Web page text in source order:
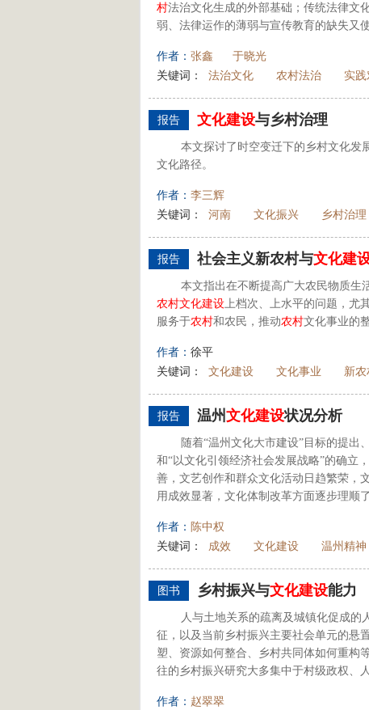
村法治文化生成的外部基础；传统法律文
弱、法律运作的薄弱与宣传教育的缺失又
作者： 张鑫 于晓光
关键词：
法治文化 农村法治 实
报告 文化建设与乡村治理
本文探讨了时空变迁下的乡村文化发
文化路径。
作者： 李三辉
关键词：
河南 文化振兴 乡村治理
报告 社会主义新农村与文化建
本文指出在不断提高广大农民物质生
农村文化建设上档次、上水平的问题，尤
服务于农村和农民，推动农村文化事业的
作者： 徐平
关键词：
文化建设 文化事业 新
报告 温州文化建设状况分析
随着“温州文化大市建设”目标的提出
和“以文化引领经济社会发展战略”的确立
善，文艺创作和群众文化活动日趋繁荣，
用成效显著，文化体制改革方面逐步理顺
作者： 陈中权
关键词：
成效 文化建设 温州精神
图书 乡村振兴与文化建设能力
人与土地关系的疏离及城镇化促成的
征，以及当前乡村振兴主要社会单元的悬
塑、资源如何整合、乡村共同体如何重构
往的乡村振兴研究大多集中于村级政权、
作者： 赵翠翠